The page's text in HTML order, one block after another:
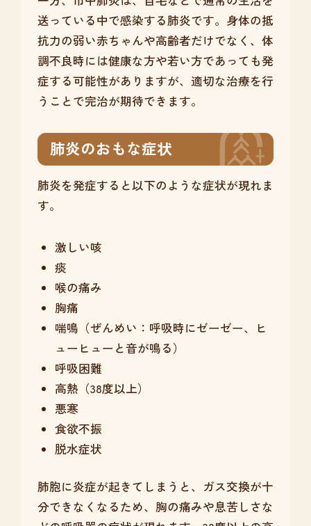
送っている中で感染する肺炎です。身体の抵
抗力の弱い赤ちゃんや高齢者だけでなく、体
調不良時には健康な方や若い方であっても発
症する可能性がありますが、適切な治療を行
うことで完治が期待できます。
肺炎のおもな症状
肺炎を発症すると以下のような症状が現れま
す。
激しい咳
痰
喉の痛み
胸痛
喘鳴（ぜんめい：呼吸時にゼーゼー、ヒ
ューヒューと音が鳴る）
呼吸困難
高熱（38度以上）
悪寒
食欲不振
脱水症状
肺胞に炎症が起きてしまうと、ガス交換が十
分できなくなるため、胸の痛みや息苦しさな